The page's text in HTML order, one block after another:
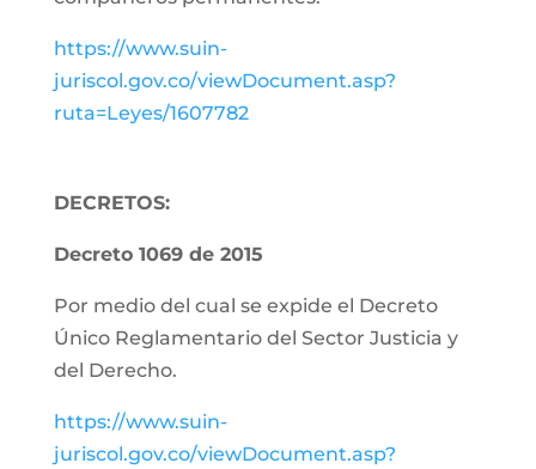
https://www.suin-
juriscol.gov.co/viewDocument.asp?
ruta=Leyes/1607782
DECRETOS:
Decreto 1069 de 2015
Por medio del cual se expide el Decreto
Único Reglamentario del Sector Justicia y
del Derecho.
https://www.suin-
juriscol.gov.co/viewDocument.asp?